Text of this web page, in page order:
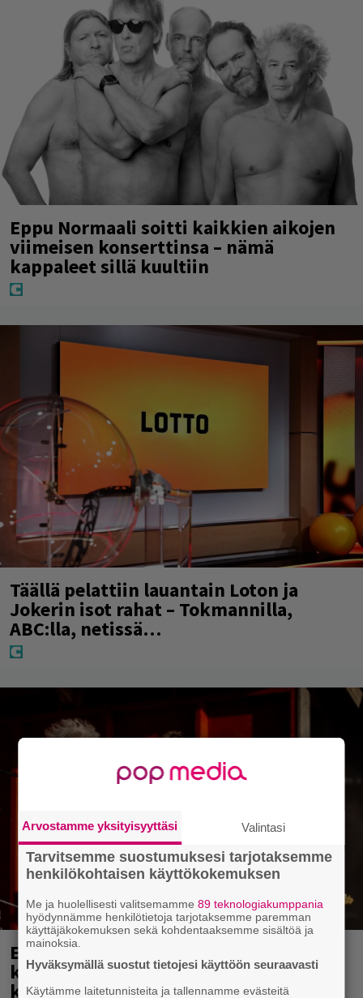
Eppu Normaali soitti kaikkien aikojen
viimeisen konserttinsa – nämä
kappaleet sillä kuultiin
Täällä pelattiin lauantain Loton ja
Jokerin isot rahat – Tokmannilla,
ABC:lla, netissä…
Eppu Normaali soitti viimeisen
keikkansa – nämä kappaleet sillä
kuultiin
Arvostamme yksityisyyttäsi Valintasi
Tarvitsemme suostumuksesi tarjotaksemme
henkilökohtaisen käyttökokemuksen
Me ja huolellisesti valitsemamme89 teknologiakumppania
hyödynnämme henkilötietoja tarjotaksemme paremman
käyttäjäkokemuksen sekä kohdentaaksemme sisältöä ja
mainoksia.
Hyväksymällä suostut tietojesi käyttöön seuraavasti
Käytämme laitetunnisteita ja tallennamme evästeitä